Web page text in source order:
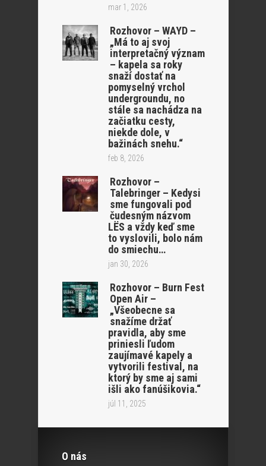
mar 1, 2026
Rozhovor – WAYD –
„Má to aj svoj
interpretačný význam
– kapela sa roky
snaží dostať na
pomyselný vrchol
undergroundu, no
stále sa nachádza na
začiatku cesty,
niekde dole, v
bažinách snehu.“
feb 8, 2026
Rozhovor –
Talebringer – Kedysi
sme fungovali pod
čudesným názvom
LËS a vždy keď sme
to vyslovili, bolo nám
do smiechu…
jan 30, 2026
Rozhovor – Burn Fest
Open Air –
„Všeobecne sa
snažíme držať
pravidla, aby sme
priniesli ľudom
zaujímavé kapely a
vytvorili festival, na
ktorý by sme aj sami
išli ako fanúšikovia.“
júl 11, 2025
O nás